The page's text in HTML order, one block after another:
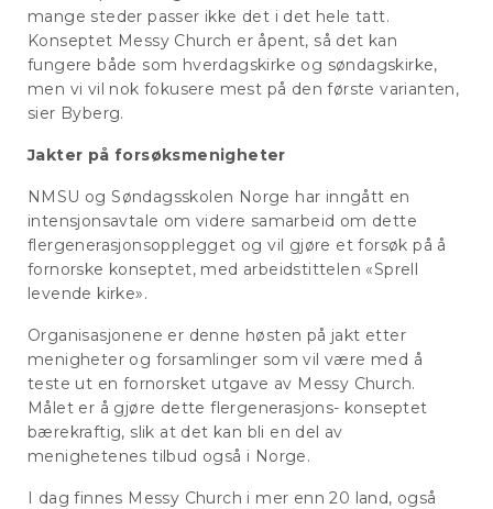
mange steder passer ikke det i det hele tatt.
Konseptet Messy Church er åpent, så det kan
fungere både som hverdagskirke og søndagskirke,
men vi vil nok fokusere mest på den første varianten,
sier Byberg.
Jakter på forsøksmenigheter
NMSU og Søndagsskolen Norge har inngått en
intensjonsavtale om videre samarbeid om dette
flergenerasjonsopplegget og vil gjøre et forsøk på å
fornorske konseptet, med arbeidstittelen «Sprell
levende kirke».
Organisasjonene er denne høsten på jakt etter
menigheter og forsamlinger som vil være med å
teste ut en fornorsket utgave av Messy Church.
Målet er å gjøre dette flergenerasjons- konseptet
bærekraftig, slik at det kan bli en del av
menighetenes tilbud også i Norge.
I dag finnes Messy Church i mer enn 20 land, også